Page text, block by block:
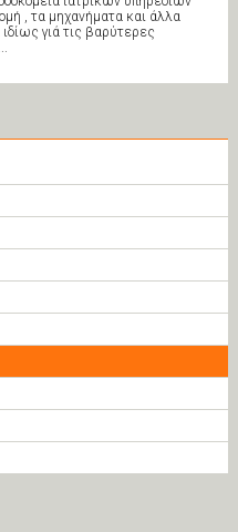
, τα μηχανήματα και άλλα
γιά τις βαρύτερες